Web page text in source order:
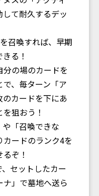
て耐久するデッ
召喚すれば、早期
る！
分の場のカードを
、毎ターン「ア
カードを下にあ
狙おう！
や「召喚できな
ードのランク4を
ぞ！
セットしたカー
ナ」で墓地へ送ら